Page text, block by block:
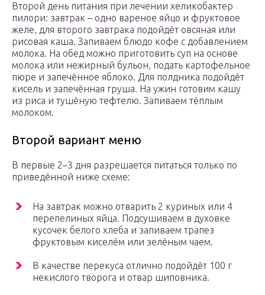
Второй день питания при лечении хеликобактер
пилори: завтрак – одно вареное яйцо и фруктовое
желе, для второго завтрака подойдёт овсяная или
рисовая каша. Запиваем блюдо кофе с добавлением
молока. На обед можно приготовить суп на основе
молока или нежирный бульон, подать картофельное
пюре и запечённое яблоко. Для полдника подойдёт
кисель и запечённая груша. На ужин готовим кашу
из риса и тушёную тефтелю. Запиваем тёплым
молоком.
Второй вариант меню
В первые 2–3 дня разрешается питаться только по
приведённой ниже схеме:
На завтрак можно отварить 2 куриных или 4
перепелиных яйца. Подсушиваем в духовке
кусочек белого хлеба и запиваем трапез
фруктовым киселём или зелёным чаем.
В качестве перекуса отлично подойдёт 100 г
некислого творога и отвар шиповника.